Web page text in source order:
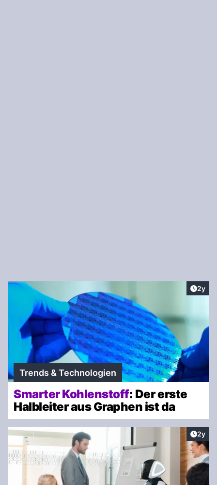
2y
Trends & Technologien
Smarter Kohlenstoff: Der erste
Halbleiter aus Graphen ist da
2y